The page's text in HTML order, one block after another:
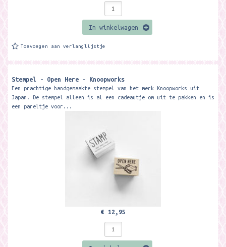
In winkelwagen
Toevoegen aan verlanglijstje
Stempel - Open Here - Knoopworks
Een prachtige handgemaakte stempel van het merk Knoopworks uit
Japan. De stempel alleen is al een cadeautje om uit te pakken en is
een pareltje voor...
€ 12,95